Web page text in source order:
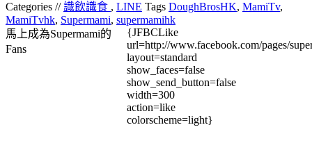
Categories //識飲識食 , LINE Tags DoughBrosHK, MamiTv,
MamiTvhk, Supermami, supermamihk
馬上成為Supermami的
Fans
{JFBCLike
url=http://www.facebook.com/pages/
layout=standard
show_faces=false
show_send_button=false
width=300
action=like
colorscheme=light}